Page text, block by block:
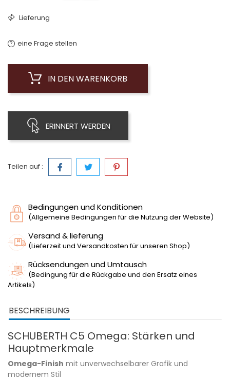
Lieferung
eine Frage stellen
IN DEN WARENKORB
ERINNERT WERDEN
Teilen auf :
Bedingungen und Konditionen
(Allgemeine Bedingungen für die Nutzung der Website)
Versand & lieferung
(Lieferzeit und Versandkosten für unseren Shop)
Rücksendungen und Umtausch
(Bedingung für die Rückgabe und den Ersatz eines
Artikels)
BESCHREIBUNG
SCHUBERTH C5 Omega: Stärken und
Hauptmerkmale
Omega-Finish mit unverwechselbarer Grafik und
modernem Stil